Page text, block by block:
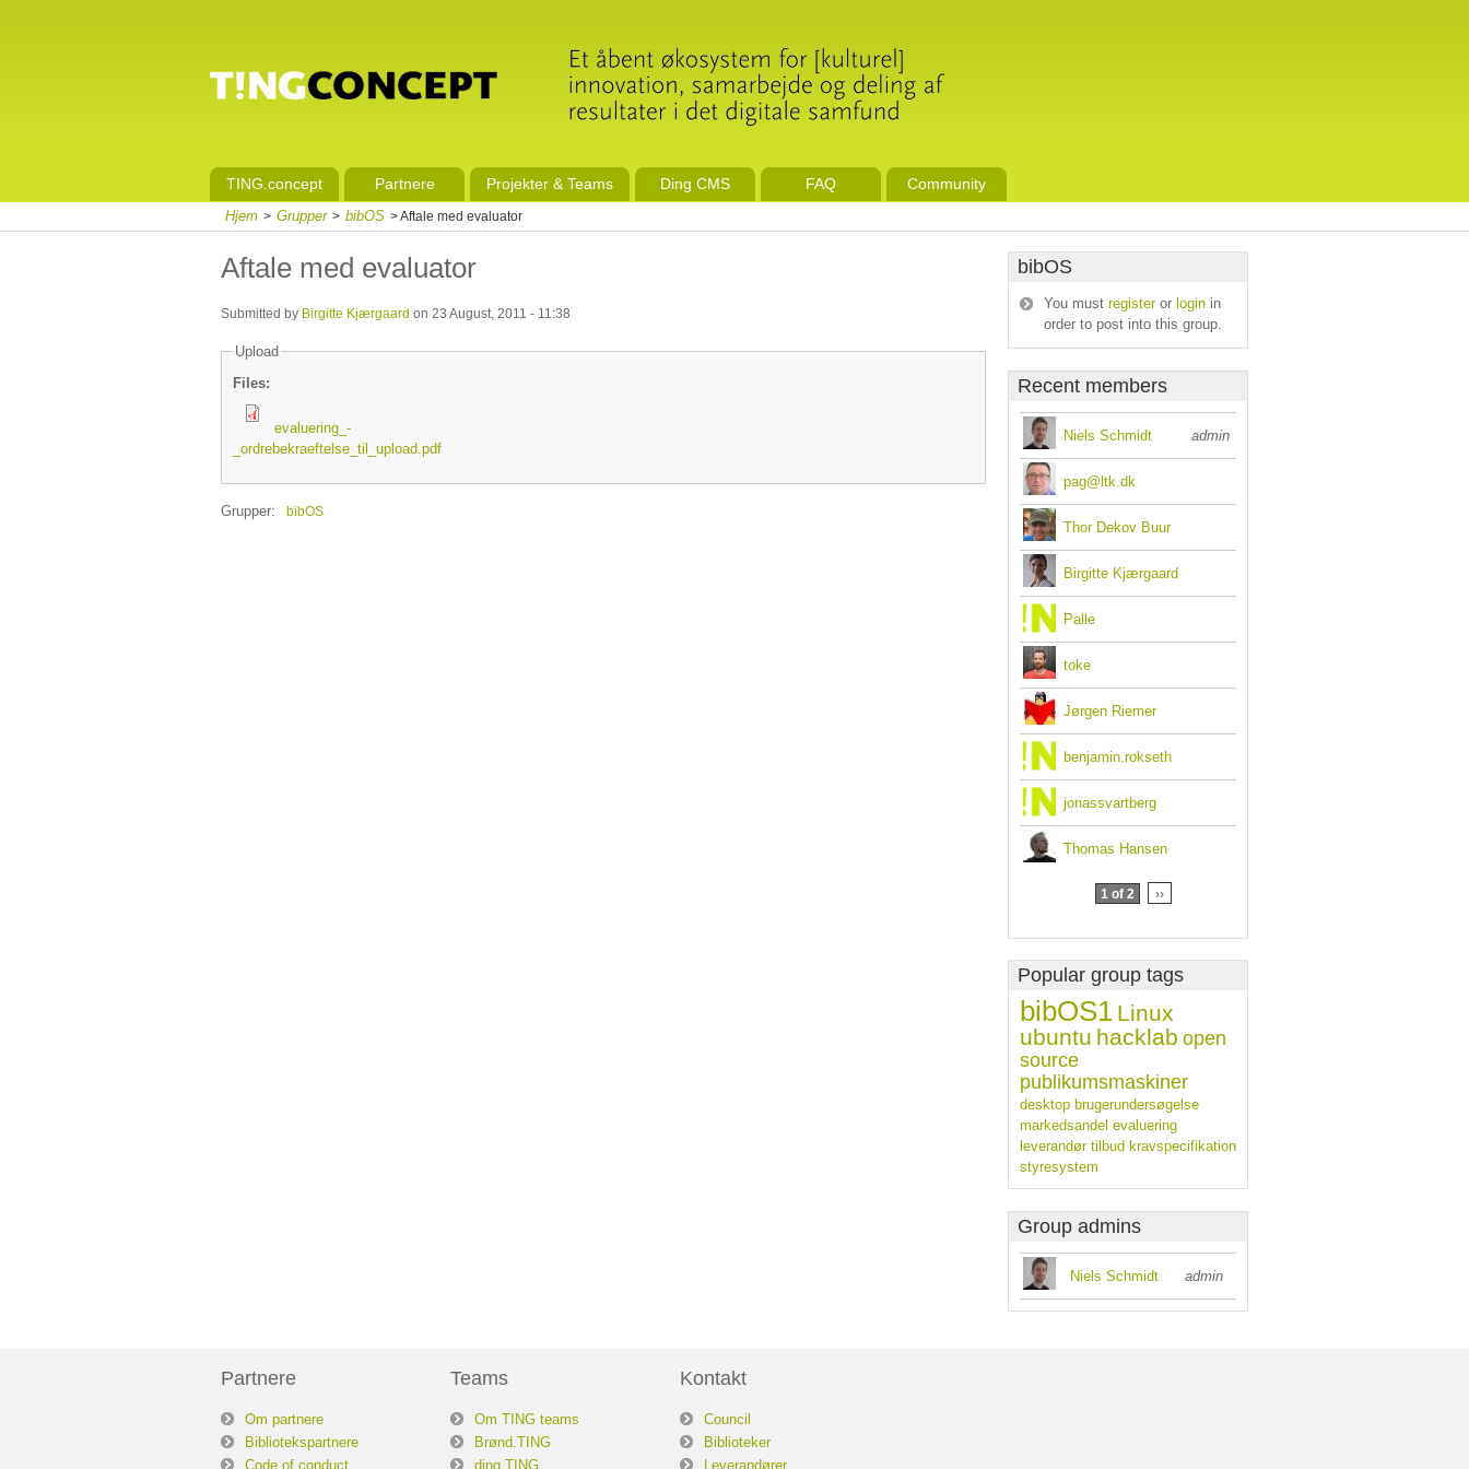
TING.concept Partnere Projekter & Teams Ding CMS FAQ Community
Hjem > Grupper > bibOS > Aftale med evaluator
Aftale med evaluator
Submitted by Birgitte Kjærgaard on 23 August, 2011 - 11:38
Upload
Files:
evaluering_-
_ordrebekraeftelse_til_upload.pdf
Grupper: bibOS
bibOS
You must registeror login in
order to post into this group.
Recent members
Niels Schmidt admin
pag@ltk.dk
Thor Dekov Buur
Birgitte Kjærgaard
Palle
toke
Jørgen Riemer
benjamin.rokseth
jonassvartberg
Thomas Hansen
1 of 2 ››
Popular group tags
bibOS1 Linux
ubuntu hacklab open
source
publikumsmaskiner
desktop brugerundersøgelse
markedsandel evaluering
leverandør tilbud kravspecifikation
styresystem
Group admins
Niels Schmidt admin
Partnere
Om partnere
Bibliotekspartnere
Code of conduct
Teams
Om TING teams
Brønd.TING
ding.TING
Kontakt
Council
Biblioteker
Leverandører